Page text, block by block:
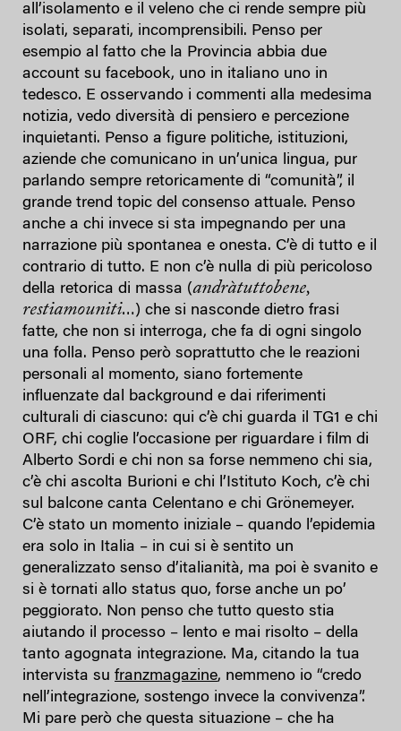
all’isolamento e il veleno che ci rende sempre più
isolati, separati, incomprensibili. Penso per
esempio al fatto che la Provincia abbia due
account su facebook, uno in italiano uno in
tedesco. E osservando i commenti alla medesima
notizia, vedo diversità di pensiero e percezione
inquietanti. Penso a figure politiche, istituzioni,
aziende che comunicano in un’unica lingua, pur
parlando sempre retoricamente di “comunità”, il
grande trend topic del consenso attuale. Penso
anche a chi invece si sta impegnando per una
narrazione più spontanea e onesta. C’è di tutto e il
contrario di tutto. E non c’è nulla di più pericoloso
della retorica di massa (andràtuttobene,
restiamouniti…) che si nasconde dietro frasi
fatte, che non si interroga, che fa di ogni singolo
una folla. Penso però soprattutto che le reazioni
personali al momento, siano fortemente
influenzate dal background e dai riferimenti
culturali di ciascuno: qui c’è chi guarda il TG1 e chi
ORF, chi coglie l’occasione per riguardare i film di
Alberto Sordi e chi non sa forse nemmeno chi sia,
c’è chi ascolta Burioni e chi l’Istituto Koch, c’è chi
sul balcone canta Celentano e chi Grönemeyer.
C’è stato un momento iniziale – quando l’epidemia
era solo in Italia – in cui si è sentito un
generalizzato senso d’italianità, ma poi è svanito e
si è tornati allo status quo, forse anche un po’
peggiorato. Non penso che tutto questo stia
aiutando il processo – lento e mai risolto – della
tanto agognata integrazione. Ma, citando la tua
intervista su franzmagazine, nemmeno io “credo
nell’integrazione, sostengo invece la convivenza”.
Mi pare però che questa situazione – che ha